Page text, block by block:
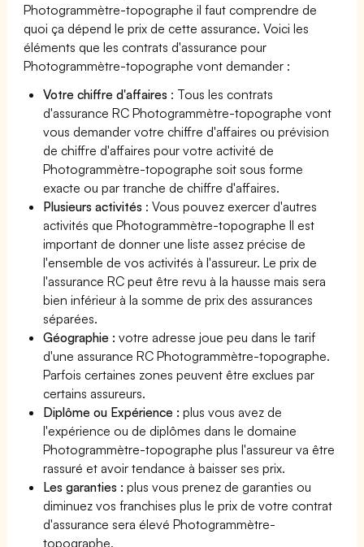
Photogrammètre-topographe il faut comprendre de
quoi ça dépend le prix de cette assurance. Voici les
éléments que les contrats d'assurance pour
Photogrammètre-topographe vont demander :
Votre chiffre d'affaires : Tous les contrats
d'assurance RC Photogrammètre-topographe vont
vous demander votre chiffre d'affaires ou prévision
de chiffre d'affaires pour votre activité de
Photogrammètre-topographe soit sous forme
exacte ou par tranche de chiffre d'affaires.
Plusieurs activités : Vous pouvez exercer d'autres
activités que Photogrammètre-topographe Il est
important de donner une liste assez précise de
l'ensemble de vos activités à l'assureur. Le prix de
l'assurance RC peut être revu à la hausse mais sera
bien inférieur à la somme de prix des assurances
séparées.
Géographie :votre adresse joue peu dans le tarif
d'une assurance RC Photogrammètre-topographe.
Parfois certaines zones peuvent être exclues par
certains assureurs.
Diplôme ou Expérience :plus vous avez de
l'expérience ou de diplômes dans le domaine
Photogrammètre-topographe plus l'assureur va être
rassuré et avoir tendance à baisser ses prix.
Les garanties :plus vous prenez de garanties ou
diminuez vos franchises plus le prix de votre contrat
d'assurance sera élevé Photogrammètre-
topographe.